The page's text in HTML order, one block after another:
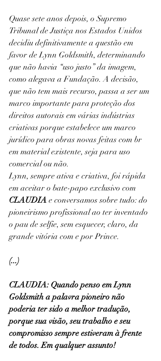
Quase sete anos depois, o Supremo
Tribunal de Justiça nos Estados Unidos
decidiu definitivamente a questão em
favor de Lynn Goldsmith, determinando
que não havia “uso justo” da imagem,
como alegava a Fundação. A decisão,
que não tem mais recurso, passa a ser um
marco importante para proteção dos
direitos autorais em várias indústrias
criativas porque estabelece um marco
jurídico para obras novas feitas com br
em material existente, seja para uso
comercial ou não.
Lynn, sempre ativa e criativa, foi rápida
em aceitar o bate-papo exclusivo com
CLAUDIA e conversamos sobre tudo: do
pioneirismo profissional ao ter inventado
o pau de selfie, sem esquecer, claro, da
grande vitória com e por Prince.
(...)
CLAUDIA: Quando penso em Lynn
Goldsmith a palavra pioneiro não
poderia ter sido a melhor tradução,
porque sua visão, seu trabalho e seu
compromisso sempre estiveram à frente
de todos. Em qualquer assunto!